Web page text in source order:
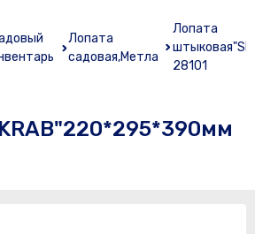
Лопата
садовая,Метла
Лопата
28101